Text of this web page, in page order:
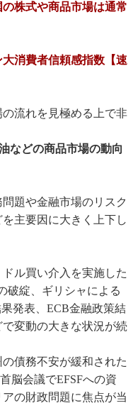
の株式や商品市場は通常
大消費者信頼感指数【速
流れを見極める上で非
などの商品市場の動向
題や金融市場のリスク
主要因に大きく上下し
ル買い介入を実施した
破綻、ギリシャによる
発表、ECB金融政策結
変動の大きな状況が続
債務不安が緩和された
脳会議でEFSFへの資
の財政問題に焦点が当